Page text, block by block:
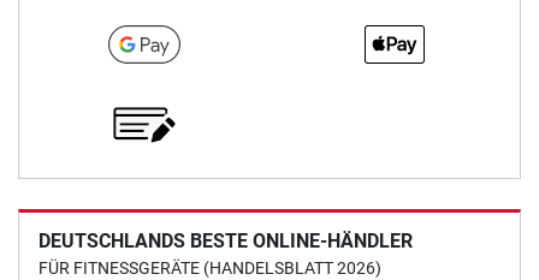
DEUTSCHLANDS BESTE ONLINE-HÄNDLER
FÜR FITNESSGERÄTE (HANDELSBLATT 2026)